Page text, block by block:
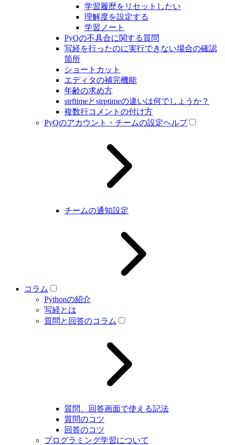
学習履歴をリセットしたい
理解度を設定する
学習ノート
PyQの不具合に関する質問
写経を行ったのに実行できない場合の確認
箇所
ショートカット
エディタの補完機能
年齢の求め方
strftimeとstrptimeの違いは何でしょうか？
複数行コメントの付け方
PyQのアカウント・チームの設定ヘルプ
チームの通知設定
コラム
Pythonの紹介
写経とは
質問と回答のコラム
質問、回答画面で使える記法
質問のコツ
回答のコツ
プログラミング学習について